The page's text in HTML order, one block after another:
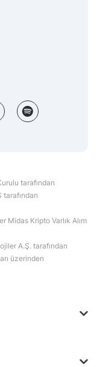
tarafından
Midas Kripto Varlık Alım
A.Ş. tarafından
üzerinden